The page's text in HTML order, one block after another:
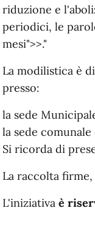
riduzione e
periodici, le
mesi">>."
La modilistica è
presso:
la sede
la sede comunale
Si ricorda di
La raccolta firme,
L'iniziativa è